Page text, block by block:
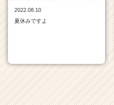
2022.08.10
夏休みですよ